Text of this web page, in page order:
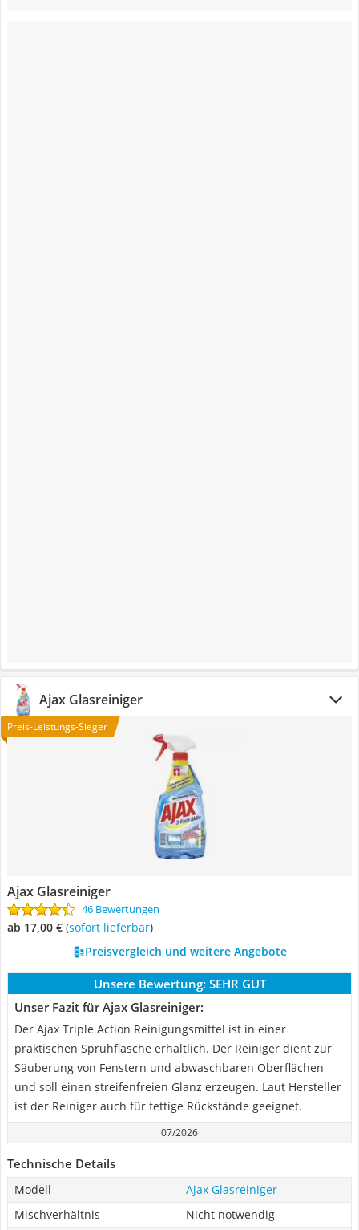
Ajax Glasreiniger
Preis-Leistungs-Sieger
Ajax Glasreiniger
46 Bewertungen
ab 17,00 € ( Sofort lieferbar)
Preisvergleich und weitere Angebote
Unsere Bewertung: SEHR GUT
Unser Fazit für Ajax Glasreiniger:
Der Ajax Triple Action Reinigungsmittel ist in einer
praktischen Sprühflasche erhältlich. Der Reiniger dient zur
Säuberung von Fenstern und abwaschbaren Oberflächen
und soll einen streifenfreien Glanz erzeugen. Laut Hersteller
ist der Reiniger auch für fettige Rückstände geeignet.
07/2026
Technische Details
Modell
Ajax Glasreiniger
Mischverhältnis
Nicht notwendig